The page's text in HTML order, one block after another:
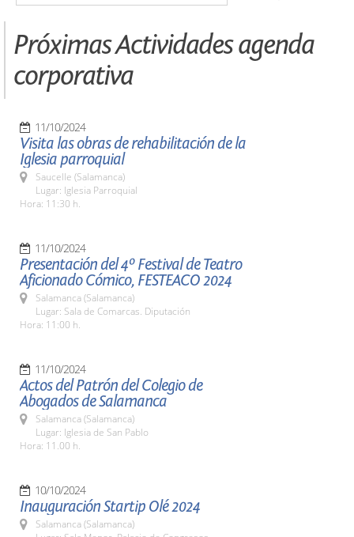
Próximas Actividades agenda
corporativa
11/10/2024
Visita las obras de rehabilitación de la
Iglesia parroquial
Saucelle (Salamanca)
Lugar: Iglesia Parroquial
Hora: 11:30 h.
11/10/2024
Presentación del 4º Festival de Teatro
Aficionado Cómico, FESTEACO 2024
Salamanca (Salamanca)
Lugar: Sala de Comarcas. Diputación
Hora: 11:00 h.
11/10/2024
Actos del Patrón del Colegio de
Abogados de Salamanca
Salamanca (Salamanca)
Lugar: Iglesia de San Pablo
Hora: 11.00 h.
10/10/2024
Inauguración Startip Olé 2024
Salamanca (Salamanca)